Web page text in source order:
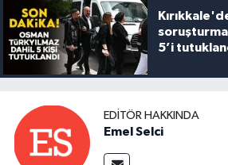
5’i
EDITÖR HAKKINDA
Emel Selci